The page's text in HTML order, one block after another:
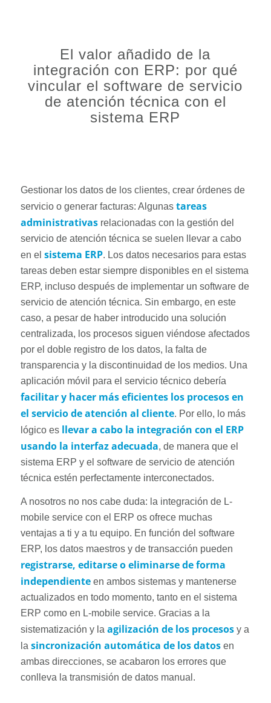
El valor añadido de la
integración con ERP: por qué
vincular el software de servicio
de atención técnica con el
sistema ERP
Gestionar los datos de los clientes, crear órdenes de
servicio o generar facturas: Algunas tareas
administrativasrelacionadas con la gestión del
servicio de atención técnica se suelen llevar a cabo
en el sistema ERP. Los datos necesarios para estas
tareas deben estar siempre disponibles en el sistema
ERP, incluso después de implementar un software de
servicio de atención técnica. Sin embargo, en este
caso, a pesar de haber introducido una solución
centralizada, los procesos siguen viéndose afectados
por el doble registro de los datos, la falta de
transparencia y la discontinuidad de los medios. Una
aplicación móvil para el servicio técnico debería
facilitar y hacer más eficientes los procesos en
el servicio de atención al cliente. Por ello, lo más
lógico es llevar a cabo la integración con el ERP
usando la interfaz adecuada, de manera que el
sistema ERP y el software de servicio de atención
técnica estén perfectamente interconectados.
A nosotros no nos cabe duda: la integración de L-
mobile service con el ERP os ofrece muchas
ventajas a ti y a tu equipo. En función del software
ERP, los datos maestros y de transacción pueden
registrarse, editarse o eliminarse de forma
independienteen ambos sistemas y mantenerse
actualizados en todo momento, tanto en el sistema
ERP como en L-mobile service. Gracias a la
sistematización y la agilización de los procesosy a
lasincronización automática de los datosen
ambas direcciones, se acabaron los errores que
conlleva la transmisión de datos manual.